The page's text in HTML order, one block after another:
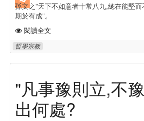
孫文之"天下不如意者十常八九,總在能堅
期於有成"。
閱讀全文
哲學宗教
"凡事豫則立,不
出何處?